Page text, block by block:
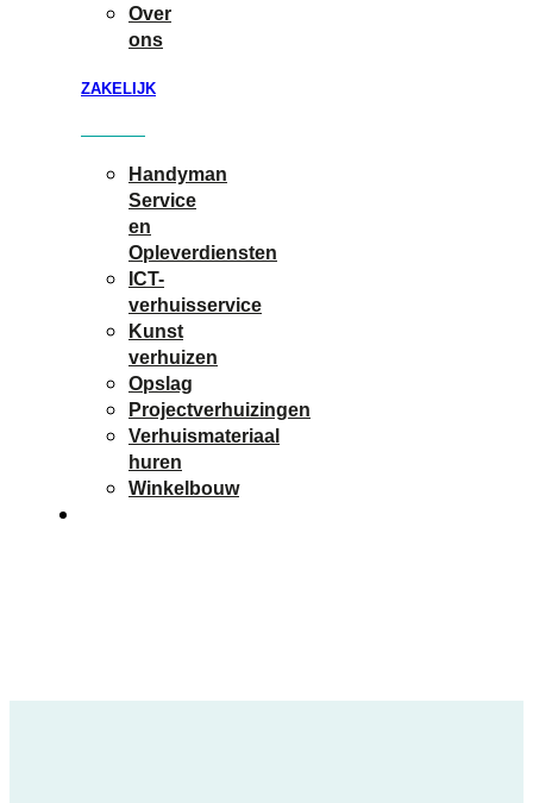
Over
ons
ZAKELIJK
Handyman
Service
en
Opleverdiensten
ICT-
verhuisservice
Kunst
verhuizen
Opslag
Projectverhuizingen
Verhuismateriaal
huren
Winkelbouw